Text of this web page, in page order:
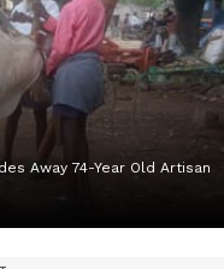
Away 74-Year Old Artisan